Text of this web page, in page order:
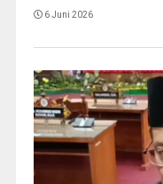
6 Juni 2026